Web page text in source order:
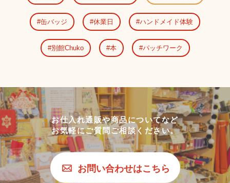
缶バッジ 休業日 ハンドメイド体験
別館Chuko 本 パッチワーク
お仕入れ通販や商品についてなど
お気軽にご質問ご相談ください。
お問い合わせはこちら